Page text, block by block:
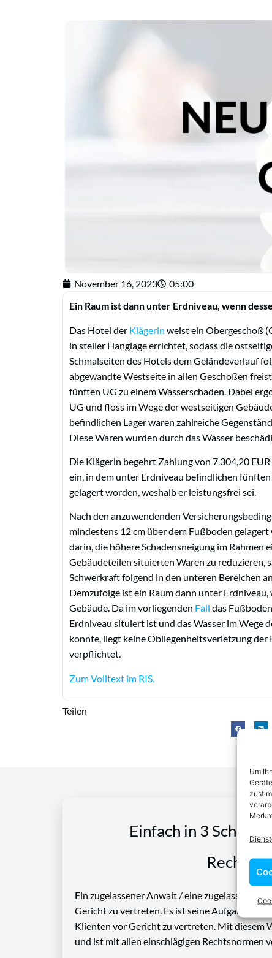
Um
November 16, 2023
05:00
Ein Raum ist dann unter Erdniveau, wenn
Das Hotel der Klägerin weist ein Obergeschoß
in steiler Hanglage errichtet, sodass die
Schmalseiten des Hotels dem Geländeverlauf
abgewandte Westseite in allen Geschoßen
fünften UG zu einem Wasserschaden. Dabei
UG und floss im Wege der westseitigen
befindlichen Lager waren zahlreiche
Diese Waren wurden durch das Wasser
Die Klägerin begehrt Zahlung von 7.304,20
ein, in dem unter Erdniveau befindlichen
gelagert worden, weshalb er leistungsfrei sei.
Nach den anzuwendenden
mindestens 12 cm über dem Fußboden
darin, die höhere Schadensneigung im
Gebäudeteilen situierten Waren zu reduzieren,
Schwerkraft folgend in den unteren Bereichen
Demzufolge ist ein Raum dann unter
Gebäude. Da im vorliegenden Fall das
Erdniveau situiert ist und das Wasser im
konnte, liegt keine Obliegenheitsverletzung der
verpflichtet.
Zum Volltext im RIS.
Teilen
Einfach in 3
Ein zugelassener Anwalt / eine zugelassen
Gericht zu vertreten. Es ist seine Aufgabe,
Klienten vor Gericht zu vertreten. Mit diesem
und ist mit allen einschlägigen Rechtsnormen